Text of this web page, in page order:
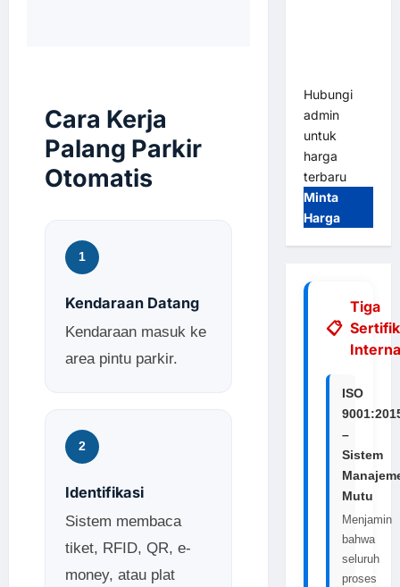
Cara Kerja
Palang Parkir
Otomatis
1
Kendaraan Datang
Kendaraan masuk ke
area pintu parkir.
2
Identifikasi
Sistem membaca
tiket, RFID, QR, e-
money, atau plat
Hubungi
admin
untuk
harga
terbaru
Minta
Harga
Tiga
ISO
–
Sistem
Mutu
Menjamin
bahwa
seluruh
proses